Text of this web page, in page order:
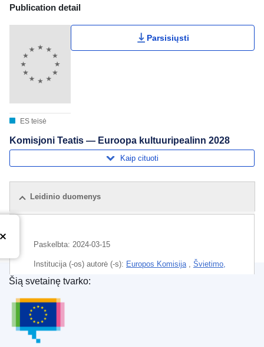
Publication Detail Actions Portlet
Publication detail
ES teisė
Parsisiųsti
Komisjoni Teatis — Euroopa kultuuripealinn 2028
Kaip cituoti
Leidinio duomenys
Paskelbta: 2024-03-15
Institucija (-os) autorė (-s): Europos Komisija , Švietimo,
jaunimo, sporto ir kultūros generalinis direktoratas
Tema:
kultūros skatinimas
Europos Sąjungos leidinių biuras
Šią svetainę tvarko: